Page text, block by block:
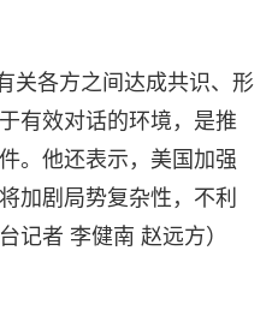
关各方之间达成共识、形
有效对话的环境，是推
。他还表示，美国加强
加剧局势复杂性，不利
记者 李健南 赵远方）